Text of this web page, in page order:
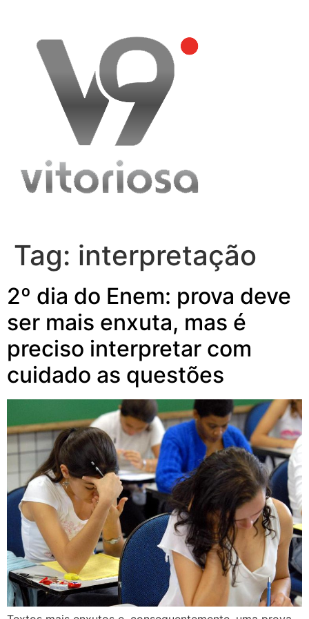
content
Tag: interpretação
2º dia do Enem: prova deve
ser mais enxuta, mas é
preciso interpretar com
cuidado as questões